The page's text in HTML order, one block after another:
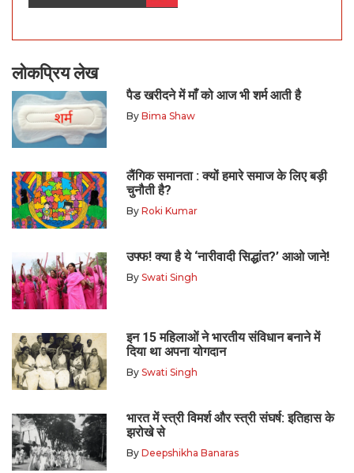
लोकप्रिय लेख
पैड खरीदने में माँ को आज भी शर्म आती है
By Bima Shaw
लैंगिक समानता : क्यों हमारे समाज के लिए बड़ी
चुनौती है?
By Roki Kumar
उफ्फ! क्या है ये ‘नारीवादी सिद्धांत?’ आओ जाने!
By Swati Singh
इन 15 महिलाओं ने भारतीय संविधान बनाने में
दिया था अपना योगदान
By Swati Singh
भारत में स्त्री विमर्श और स्त्री संघर्ष: इतिहास के
झरोखे से
By Deepshikha Banaras